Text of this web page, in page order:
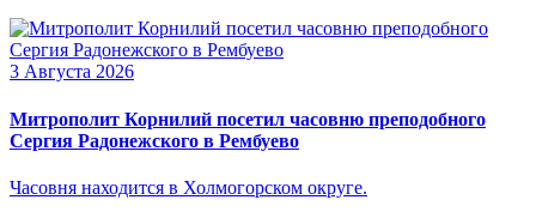
3 Августа 2026
Митрополит Корнилий посетил часовню преподобного
Сергия Радонежского в Рембуево
Часовня находится в Холмогорском округе.